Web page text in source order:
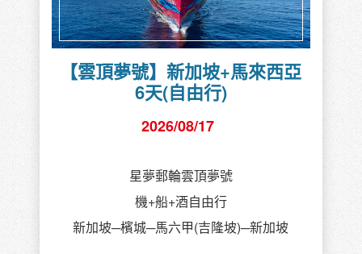
【雲頂夢號】新加坡+馬來西亞
6天(自由行)
2026/08/17
星夢郵輪雲頂夢號
機+船+酒自由行
新加坡─檳城─馬六甲(吉隆坡)─新加坡